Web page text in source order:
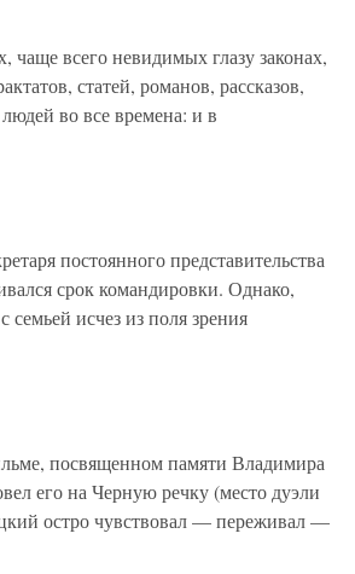
всего невидимых глазу законах,
статей, романов, рассказов,
во все времена: и в
постоянного представительства
срок командировки. Однако,
семьей исчез из поля зрения
посвященном памяти Владимира
его на Черную речку (место дуэли
остро чувствовал — переживал —